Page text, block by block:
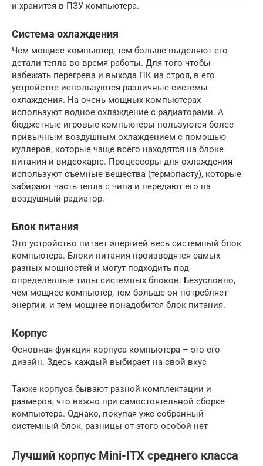
и хранится в ПЗУ компьютера.
Система охлаждения
Чем мощнее компьютер, тем больше выделяют его
детали тепла во время работы. Для того чтобы
избежать перегрева и выхода ПК из строя, в его
устройстве используются различные системы
охлаждения. На очень мощных компьютерах
используют водное охлаждение с радиаторами. А
бюджетные игровые компьютеры пользуются более
привычным воздушным охлаждением с помощью
куллеров, которые чаще всего находятся на блоке
питания и видеокарте. Процессоры для охлаждения
используют съемные вещества (термопасту), которые
забирают часть тепла с чипа и передают его на
воздушный радиатор.
Блок питания
Это устройство питает энергией весь системный блок
компьютера. Блоки питания производятся самых
разных мощностей и могут подходить под
определенные типы системных блоков. Безусловно,
чем мощнее компьютер, тем больше он потребляет
энергии, и тем мощнее понадобится блок питания.
Корпус
Основная функция корпуса компьютера – это его
дизайн. Здесь каждый выбирает на свой вкус
Также корпуса бывают разной комплектации и
размеров, что важно при самостоятельной сборке
компьютера. Однако, покупая уже собранный
системный блок, разницы от этого особой нет
Лучший корпус Mini-ITX среднего класса